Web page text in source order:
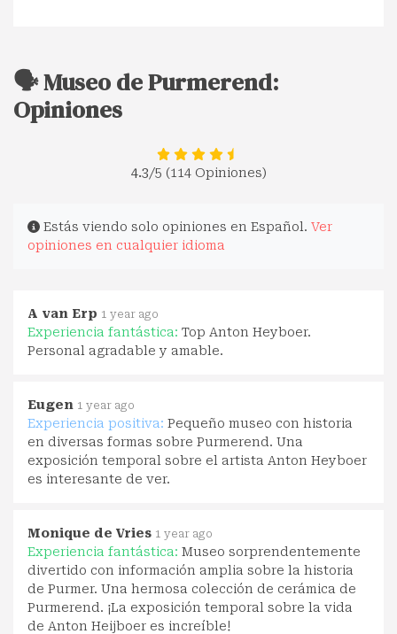
🗣️ Museo de Purmerend:
Opiniones
4.3/5 (114 Opiniones)
Estás viendo solo opiniones en Español. Ver
opiniones en cualquier idioma
A van Erp 1 year ago
Experiencia fantástica: Top Anton Heyboer.
Personal agradable y amable.
Eugen 1 year ago
Experiencia positiva: Pequeño museo con historia
en diversas formas sobre Purmerend. Una
exposición temporal sobre el artista Anton Heyboer
es interesante de ver.
Monique de Vries 1 year ago
Experiencia fantástica: Museo sorprendentemente
divertido con información amplia sobre la historia
de Purmer. Una hermosa colección de cerámica de
Purmerend. ¡La exposición temporal sobre la vida
de Anton Heijboer es increíble!